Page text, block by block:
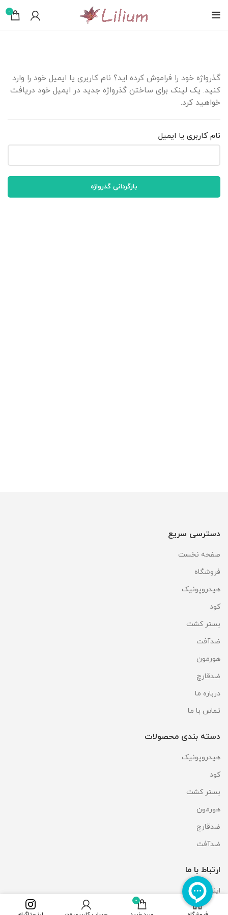
0
گذرواژه خود را فراموش کرده اید؟ نام کاربری یا ایمیل خود را وارد
کنید. یک لینک برای ساختن گذرواژه جدید در ایمیل خود دریافت
خواهید کرد.
نام کاربری یا ایمیل
بازگردانی گذرواژه
دسترسی سریع
صفحه نخست
فروشگاه
هیدروپونیک
کود
بستر کشت
ضدآفت
هورمون
ضدقارچ
درباره ما
تماس با ما
دسته بندی محصولات
هیدروپونیک
کود
بستر کشت
هورمون
ضدقارچ
ضدآفت
ارتباط با ما
اینستاگرام
0